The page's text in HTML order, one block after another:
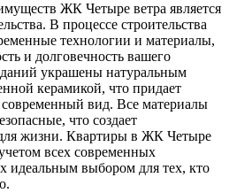
ЖК Четыре ветра является
В процессе строительства
технологии и материалы,
и долговечность вашего
украшены натуральным
керамикой, что придает
вид. Все материалы
что создает
жизни. Квартиры в ЖК Четыре
всех современных
идеальным выбором для тех, кто